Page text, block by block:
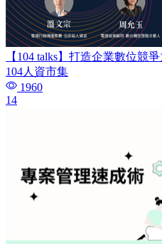
【104 talks】打造企業數位競
104人資市集
1960
14